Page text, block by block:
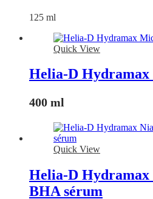
125 ml
Quick View
Helia-D
400 ml
Quick View
Helia-D
BHA sérum